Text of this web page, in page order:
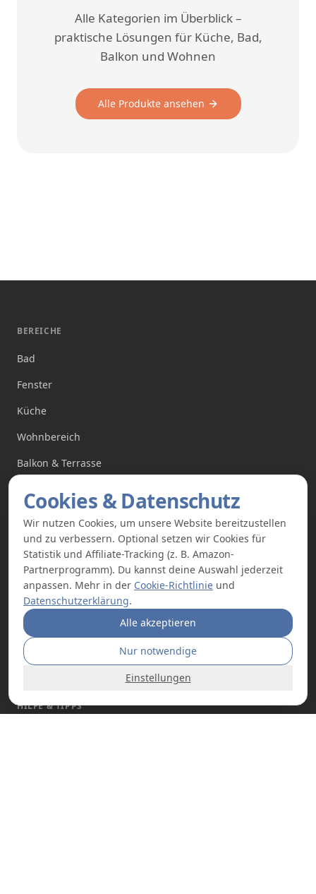
Alle Kategorien im Überblick –
praktische Lösungen für Küche, Bad,
Balkon und Wohnen
Alle Produkte ansehen
BEREICHE
Bad
Fenster
Küche
Wohnbereich
Balkon & Terrasse
BELIEBTE KATEGORIEN
Plissees ohne Bohren
Rollos ohne Bohren
Badregale ohne Bohren
Handtuchhalter ohne Bohren
Küchenregale ohne Bohren
Sichtschutz ohne Bohren
HILFE & TIPPS
Cookies & Datenschutz
Wir nutzen Cookies, um unsere Website bereitzustellen
und zu verbessern. Optional setzen wir Cookies für
Statistik und Affiliate-Tracking (z. B. Amazon-
Partnerprogramm). Du kannst deine Auswahl jederzeit
anpassen. Mehr in der Cookie-Richtlinie und
Datenschutzerklärung.
Einstellungen
Nur notwendige
Alle akzeptieren